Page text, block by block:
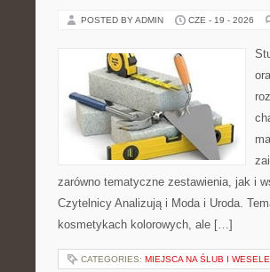
POSTED BY ADMIN CZE - 19 - 2026
zarówno tematyczne zestawienia, jak i
Czytelnicy Analizują i Moda i Uroda.
kosmetykach kolorowych, ale […]
CATEGORIES: MIEJSCA NA ŚLUB I WESELE